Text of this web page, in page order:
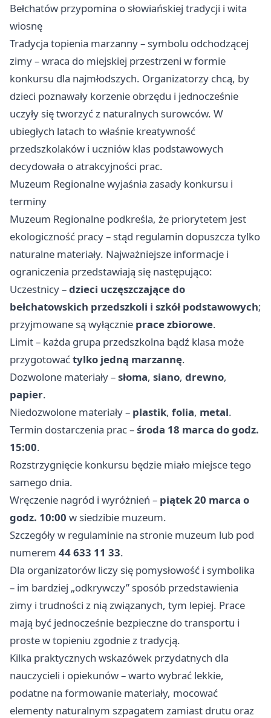
Bełchatów przypomina o słowiańskiej tradycji i wita
wiosnę
Tradycja topienia marzanny – symbolu odchodzącej
zimy – wraca do miejskiej przestrzeni w formie
konkursu dla najmłodszych. Organizatorzy chcą, by
dzieci poznawały korzenie obrzędu i jednocześnie
uczyły się tworzyć z naturalnych surowców. W
ubiegłych latach to właśnie kreatywność
przedszkolaków i uczniów klas podstawowych
decydowała o atrakcyjności prac.
Muzeum Regionalne wyjaśnia zasady konkursu i
terminy
Muzeum Regionalne podkreśla, że priorytetem jest
ekologiczność pracy – stąd regulamin dopuszcza tylko
naturalne materiały. Najważniejsze informacje i
ograniczenia przedstawiają się następująco:
Uczestnicy –dzieci uczęszczające do
bełchatowskich przedszkoli i szkół podstawowych;
przyjmowane są wyłącznie prace zbiorowe.
Limit – każda grupa przedszkolna bądź klasa może
przygotowaćtylko jedną marzannę.
Dozwolone materiały –słoma, siano, drewno,
papier.
Niedozwolone materiały – plastik, folia, metal.
Termin dostarczenia prac –środa 18 marca do godz.
15:00.
Rozstrzygnięcie konkursu będzie miało miejsce tego
samego dnia.
Wręczenie nagród i wyróżnień – piątek 20 marca o
godz. 10:00 w siedzibie muzeum.
Szczegóły w regulaminie na stronie muzeum lub pod
numerem 44 633 11 33.
Dla organizatorów liczy się pomysłowość i symbolika
– im bardziej „odkrywczy” sposób przedstawienia
zimy i trudności z nią związanych, tym lepiej. Prace
mają być jednocześnie bezpieczne do transportu i
proste w topieniu zgodnie z tradycją.
Kilka praktycznych wskazówek przydatnych dla
nauczycieli i opiekunów – warto wybrać lekkie,
podatne na formowanie materiały, mocować
elementy naturalnym szpagatem zamiast drutu oraz